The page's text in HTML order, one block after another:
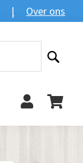
Over ons